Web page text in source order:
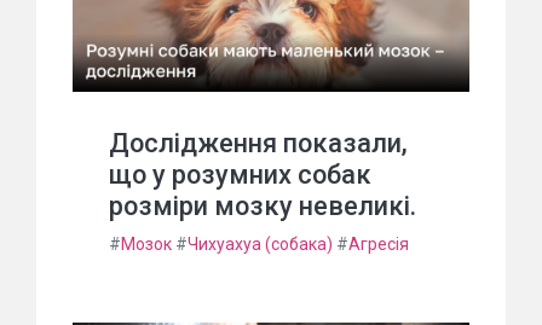
Дослідження показали,
що у розумних собак
розміри мозку невеликі.
#Мозок #Чихуахуа (собака) #Агресія